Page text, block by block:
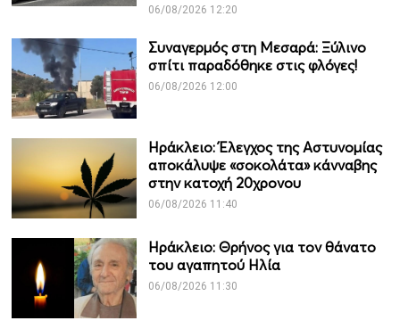
06/08/2026 12:20
Συναγερμός στη Μεσαρά: Ξύλινο
σπίτι παραδόθηκε στις φλόγες!
06/08/2026 12:00
Ηράκλειο: Έλεγχος της Αστυνομίας
αποκάλυψε «σοκολάτα» κάνναβης
στην κατοχή 20χρονου
06/08/2026 11:40
Ηράκλειο: Θρήνος για τον θάνατο
του αγαπητού Ηλία
06/08/2026 11:30